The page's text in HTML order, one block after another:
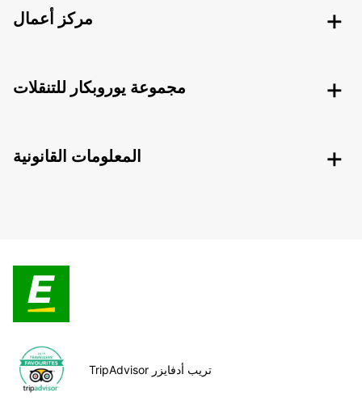
مركز أعمال
مجموعة يوروبكار للتنقلات
المعلومات القانونية
TripAdvisor تريب أدفايزر